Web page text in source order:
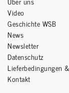
Video
Geschichte WSB
News
Newsletter
Datenschutz
Lieferbedingungen
Kontakt